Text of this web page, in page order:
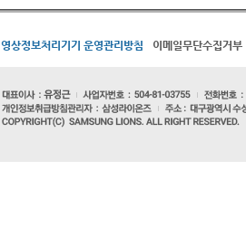
영상정보처리기기 운영관리방침 이메일무단수집거부